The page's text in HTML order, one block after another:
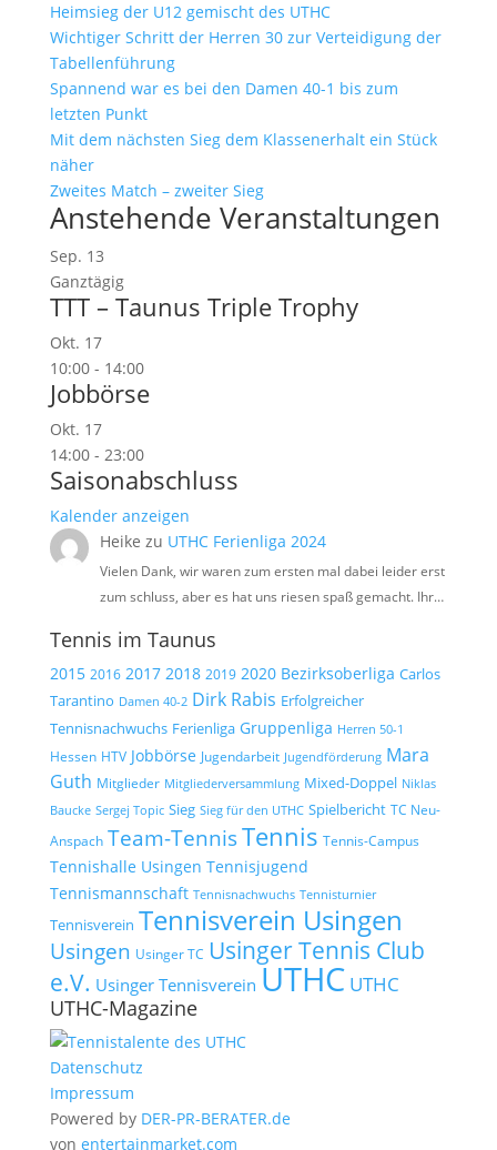
Heimsieg der U12 gemischt des UTHC
Wichtiger Schritt der Herren 30 zur Verteidigung der
Tabellenführung
Spannend war es bei den Damen 40-1 bis zum
letzten Punkt
Mit dem nächsten Sieg dem Klassenerhalt ein Stück
näher
Zweites Match – zweiter Sieg
Anstehende Veranstaltungen
Sep. 13
Ganztägig
TTT – Taunus Triple Trophy
Okt. 17
10:00- 14:00
Jobbörse
Okt. 17
14:00- 23:00
Saisonabschluss
Kalender anzeigen
Heike zu UTHC Ferienliga 2024
Vielen Dank, wir waren zum ersten mal dabei leider erst
zum schluss, aber es hat uns riesen spaß gemacht. Ihr…
Tennis im Taunus
2015 2016 2017 2018 2019 2020 Bezirksoberliga Carlos
Tarantino Damen 40-2 Dirk Rabis Erfolgreicher
Tennisnachwuchs Ferienliga Gruppenliga Herren 50-1
Hessen HTV Jobbörse Jugendarbeit Jugendförderung Mara
Guth Mitglieder Mitgliederversammlung Mixed-Doppel Niklas
Baucke Sergej Topic Sieg Sieg für den UTHC Spielbericht TC Neu-
Anspach Team-TennisTennis Tennis-Campus
Tennishalle Usingen Tennisjugend
Tennismannschaft Tennisnachwuchs Tennisturnier
Tennisverein Tennisverein Usingen
Usingen Usinger TC Usinger Tennis Club
e.V. Usinger Tennisverein UTHC UTHC
UTHC-Magazine
Datenschutz
Impressum
Powered by DER-PR-BERATER.de
von entertainmarket.com